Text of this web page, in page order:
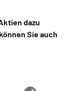
dazu
Sie auch